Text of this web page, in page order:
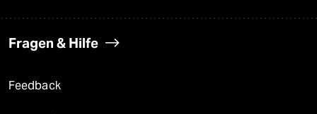
Fragen & Hilfe
Feedback